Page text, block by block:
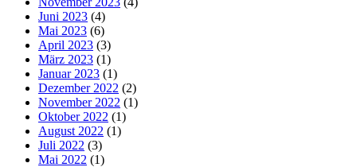
Juni 2023 (4)
Mai 2023 (6)
April 2023 (3)
März 2023 (1)
Januar 2023 (1)
Dezember 2022 (2)
November 2022 (1)
Oktober 2022 (1)
August 2022 (1)
Juli 2022 (3)
Mai 2022 (1)